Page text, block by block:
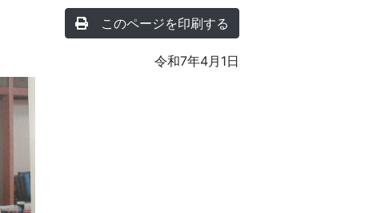
このページを印刷する
令和7年4月1日